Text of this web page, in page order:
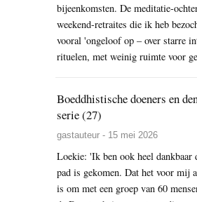
bijeenkomsten. De meditatie-
weekend-retraites die ik heb
vooral 'ongeloof op – over starre
rituelen, met weinig ruimte voor
Boeddhistische doeners en
serie (27)
gastauteur - 15 mei 2026
Loekie: 'Ik ben ook heel
pad is gekomen. Dat het voor mij
is om met een groep van 60